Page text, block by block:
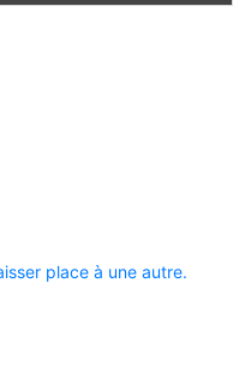
place à une autre.